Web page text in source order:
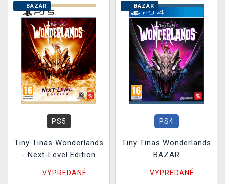
BAZÁR
PS5
Tiny Tinas Wonderlands
- Next-Level Edition
VYPREDANÉ
BAZÁR
PS4
Tiny Tinas Wonderlands
BAZAR
VYPREDANÉ